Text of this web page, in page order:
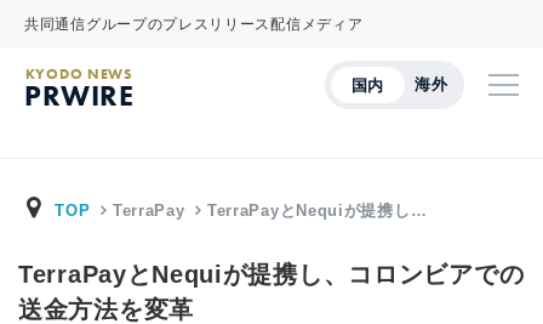
共同通信グループのプレスリリース配信メディア
国内 海外
KYODO NEWS
PRWIRE
TOP TerraPay TerraPayとNequiが提携し…
TerraPayとNequiが提携し、コロンビアでの
送金方法を変革